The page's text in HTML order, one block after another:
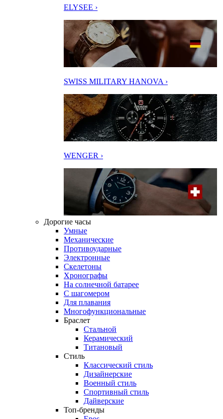
ELYSEE ›
SWISS MILITARY HANOVA ›
WENGER ›
Дорогие часы
Умные
Механические
Противоударные
Электронные
Скелетоны
Хронографы
На солнечной батарее
С шагомером
Для плавания
Многофункциональные
Браслет
Стальной
Керамический
Титановый
Стиль
Классический стиль
Дизайнерские
Военный стиль
Спортивный стиль
Дайверские
Топ-бренды